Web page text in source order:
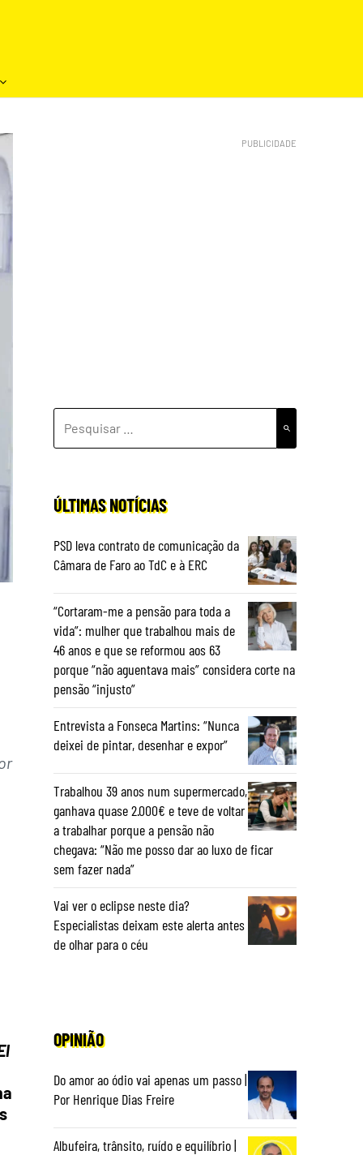
POR:
ÚLTIMAS NOTÍCIAS
PSD leva contrato de comunicação da
Câmara de Faro ao TdC e à ERC
“Cortaram-me a pensão para toda a
vida”: mulher que trabalhou mais de
46 anos e que se reformou aos 63
porque “não aguentava mais” considera corte na
pensão “injusto”
Entrevista a Fonseca Martins: “Nunca
deixei de pintar, desenhar e expor”
Trabalhou 39 anos num supermercado,
ganhava quase 2.000€ e teve de voltar
a trabalhar porque a pensão não
chegava: “Não me posso dar ao luxo de ficar
sem fazer nada”
Vai ver o eclipse neste dia?
Especialistas deixam este alerta antes
de olhar para o céu
OPINIÃO
Do amor ao ódio vai apenas um passo |
Por Henrique Dias Freire
Albufeira, trânsito, ruído e equilíbrio |